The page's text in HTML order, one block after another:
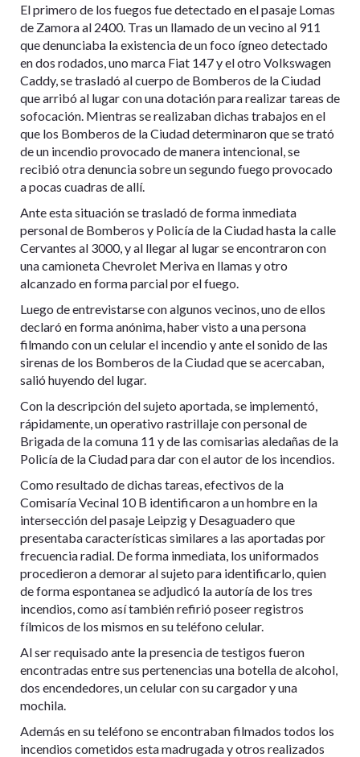
El primero de los fuegos fue detectado en el pasaje Lomas
de Zamora al 2400. Tras un llamado de un vecino al 911
que denunciaba la existencia de un foco ígneo detectado
en dos rodados, uno marca Fiat 147 y el otro Volkswagen
Caddy, se trasladó al cuerpo de Bomberos de la Ciudad
que arribó al lugar con una dotación para realizar tareas de
sofocación. Mientras se realizaban dichas trabajos en el
que los Bomberos de la Ciudad determinaron que se trató
de un incendio provocado de manera intencional, se
recibió otra denuncia sobre un segundo fuego provocado
a pocas cuadras de allí.
Ante esta situación se trasladó de forma inmediata
personal de Bomberos y Policía de la Ciudad hasta la calle
Cervantes al 3000, y al llegar al lugar se encontraron con
una camioneta Chevrolet Meriva en llamas y otro
alcanzado en forma parcial por el fuego.
Luego de entrevistarse con algunos vecinos, uno de ellos
declaró en forma anónima, haber visto a una persona
filmando con un celular el incendio y ante el sonido de las
sirenas de los Bomberos de la Ciudad que se acercaban,
salió huyendo del lugar.
Con la descripción del sujeto aportada, se implementó,
rápidamente, un operativo rastrillaje con personal de
Brigada de la comuna 11 y de las comisarias aledañas de la
Policía de la Ciudad para dar con el autor de los incendios.
Como resultado de dichas tareas, efectivos de la
Comisaría Vecinal 10 B identificaron a un hombre en la
intersección del pasaje Leipzig y Desaguadero que
presentaba características similares a las aportadas por
frecuencia radial. De forma inmediata, los uniformados
procedieron a demorar al sujeto para identificarlo, quien
de forma espontanea se adjudicó la autoría de los tres
incendios, como así también refirió poseer registros
fílmicos de los mismos en su teléfono celular.
Al ser requisado ante la presencia de testigos fueron
encontradas entre sus pertenencias una botella de alcohol,
dos encendedores, un celular con su cargador y una
mochila.
Además en su teléfono se encontraban filmados todos los
incendios cometidos esta madrugada y otros realizados